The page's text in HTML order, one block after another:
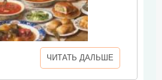
ЧИТАТЬ ДАЛЬШЕ